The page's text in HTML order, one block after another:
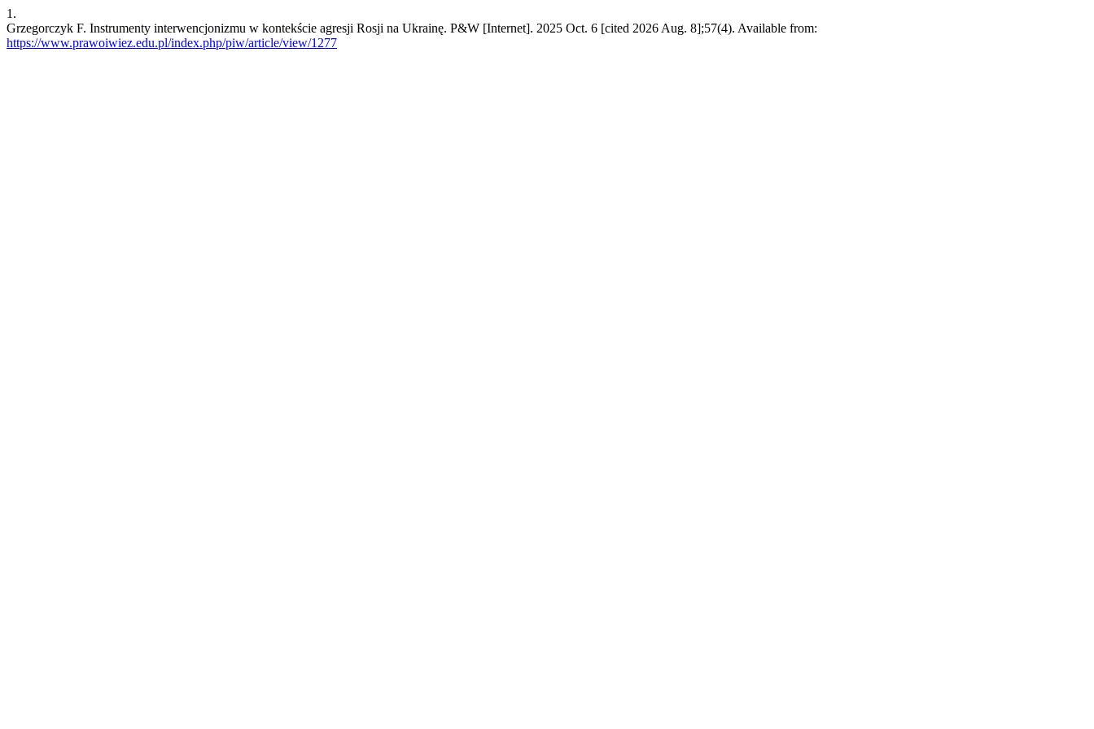
1.
Grzegorczyk F. Instrumenty interwencjonizmu w kontekście agresji Rosji na Ukrainę. P&W [Internet]. 2025 Oct. 6 [cited 2026 Aug. 8];57(4). Available from:
https://www.prawoiwiez.edu.pl/index.php/piw/article/view/1277